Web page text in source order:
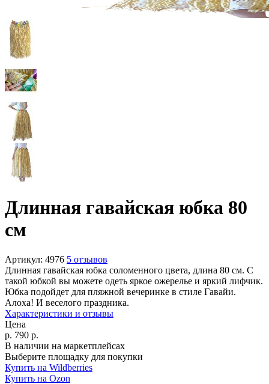
Длинная гавайская юбка 80
см
Артикул: 4976 5 отзывов
Длинная гавайская юбка соломенного цвета, длина 80 см. С
такой юбкой вы можете одеть яркое ожерелье и яркий лифчик.
Юбка подойдет для пляжной вечеринке в стиле Гавайи.
Алоха! И веселого праздника.
Характеристики и отзывы
Цена
р. 790 р.
В наличии на маркетплейсах
Выберите площадку для покупки
Купить на Wildberries
Купить на Ozon